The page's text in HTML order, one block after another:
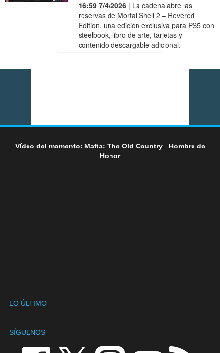
16:59 7/4/2026 | La cadena abre las
reservas de Mortal Shell 2 – Revered
Edition, una edición exclusiva para PS5 con
steelbook, libro de arte, tarjetas y
contenido descargable adicional.
Vídeo del momento: Mafia: The Old Country - Hombre de
Honor
LO ÚLTIMO
SÍGUENOS